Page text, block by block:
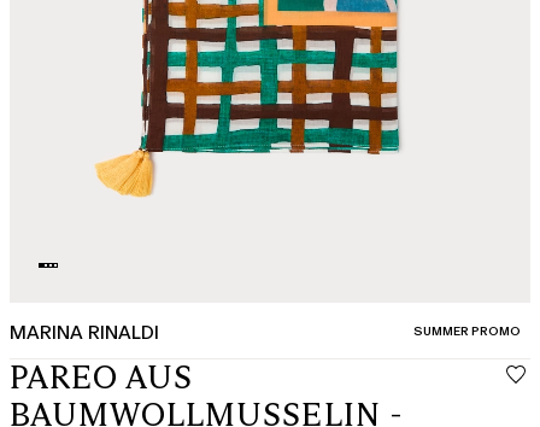
MARINA RINALDI KATEGORIE:
SUMMER PROMO
PAREO AUS
BAUMWOLLMUSSELIN -